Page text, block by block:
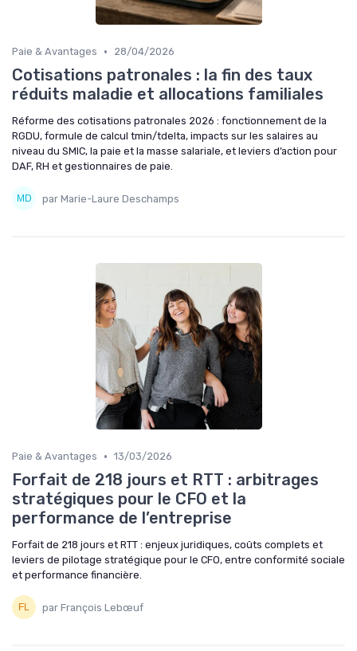
Paie & Avantages • 28/04/2026
Cotisations patronales : la fin des taux
réduits maladie et allocations familiales
Réforme des cotisations patronales 2026 : fonctionnement de la
RGDU, formule de calcul tmin/tdelta, impacts sur les salaires au
niveau du SMIC, la paie et la masse salariale, et leviers d’action pour
DAF, RH et gestionnaires de paie.
par Marie-Laure Deschamps
Paie & Avantages • 13/03/2026
Forfait de 218 jours et RTT : arbitrages
stratégiques pour le CFO et la
performance de l’entreprise
Forfait de 218 jours et RTT : enjeux juridiques, coûts complets et
leviers de pilotage stratégique pour le CFO, entre conformité sociale
et performance financière.
par François Lebœuf